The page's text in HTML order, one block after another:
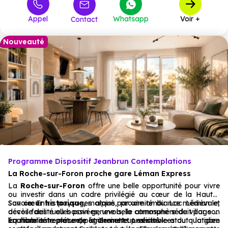
Appel Contact Whatsapp Voir +
Nouveauté
Programme Dispositif Jeanbrun Contemplations
La Roche-sur-Foron proche gare Léman Express
La Roche-sur-Foron offre une belle opportunité pour vivre
ou investir dans un cadre privilégié au cœur de la Haute-
Savoie. Entre paysages alpins, proximité du Lac Léman et
accès facilité au bassin genevois, la commune séduit par son
équilibre entre nature, patrimoine et praticité.
Soncœur historique,marqué par une ambiance médiévale,
dévoile des ruelles pavées, une belle atmosphère de village et
la charmante place de la Grenette. Les services du quotidien
La mobilité représente également un véritable atout : la gare